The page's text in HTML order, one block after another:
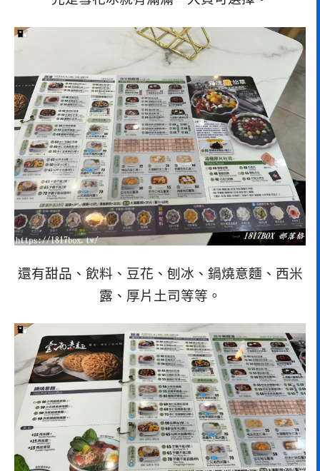
還有甜品、飲料、豆花、刨冰、鍋燒意麵、西米
露、厚片土司等等。